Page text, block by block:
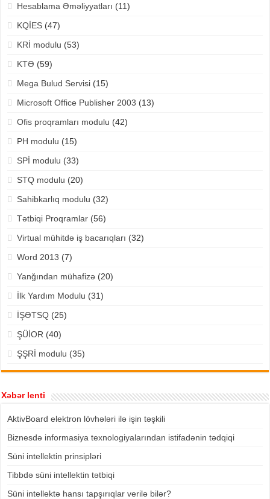
Hesablama Əməliyyatları (11)
KQİES(47)
KRİ modulu (53)
KTƏ (59)
Mega Bulud Servisi(15)
Microsoft Office Publisher 2003 (13)
Ofis proqramları modulu (42)
PH modulu (15)
SPİ modulu (33)
STQ modulu (20)
Sahibkarlıq modulu (32)
Tətbiqi Proqramlar(56)
Virtual mühitdə iş bacarıqları (32)
Word 2013 (7)
Yanğından mühafizə(20)
İlk Yardım Modulu (31)
İŞƏTSQ(25)
ŞÜİOR (40)
ŞŞRİ modulu (35)
Xəbər lenti
AktivBoard elektron lövhələri ilə işin təşkili
Biznesdə informasiya texnologiyalarından istifadənin tədqiqi
Süni intellektin prinsipləri
Tibbdə süni intellektin tətbiqi
Süni intellektə hansı tapşırıqlar verilə bilər?